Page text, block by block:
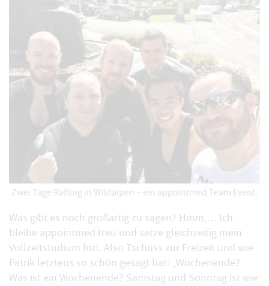
Zwei Tage Rafting in Wildalpen – ein appointmed Team Event.
Was gibt es noch großartig zu sagen? Hmm,… Ich
bleibe appointmed treu und setze gleichzeitig mein
Vollzeitstudium fort. Also Tschüss zur Freizeit und wie
Patrik letztens so schön gesagt hat: „Wochenende?
Was ist ein Wochenende? Samstag und Sonntag ist wie